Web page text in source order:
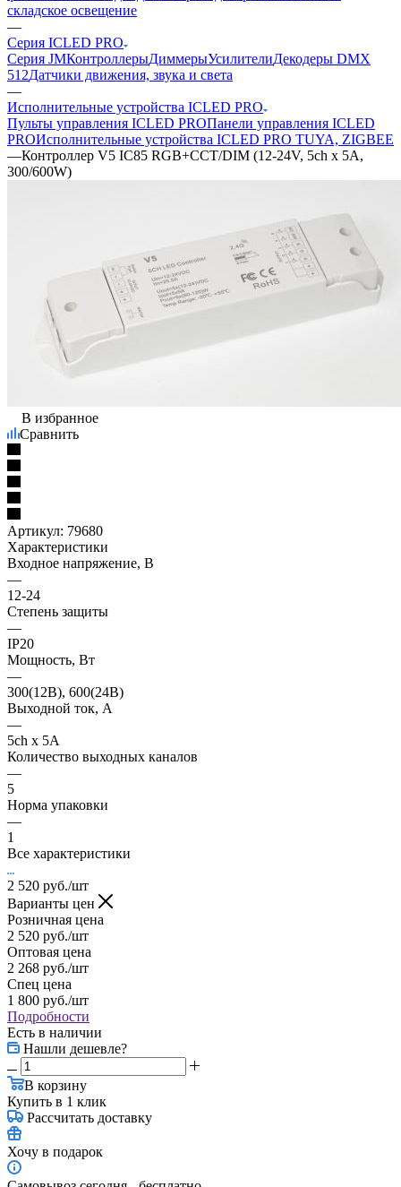
складское освещение
—
Серия ICLED PRO
Серия JMКонтроллерыДиммерыУсилителиДекодеры DMX
512Датчики движения, звука и света
—
Исполнительные устройства ICLED PRO
Пульты управления ICLED PROПанели управления ICLED
PROИсполнительные устройства ICLED PRO TUYA, ZIGBEE
—Контроллер V5 IC85 RGB+CCT/DIM (12-24V, 5ch x 5A,
300/600W)
В избранное
Сравнить
Артикул: 79680
Характеристики
Входное напряжение, В
—
12-24
Степень защиты
—
IP20
Мощность, Вт
—
300(12В), 600(24В)
Выходной ток, А
—
5ch x 5A
Количество выходных каналов
—
5
Норма упаковки
—
1
Все характеристики
2 520 руб./шт
Варианты цен
Розничная цена
2 520 руб./шт
Оптовая цена
2 268 руб./шт
Спец цена
1 800 руб./шт
Подробности
Есть в наличии
Нашли дешевле?
В корзину
Купить в 1 клик
Рассчитать доставку
Хочу в подарок